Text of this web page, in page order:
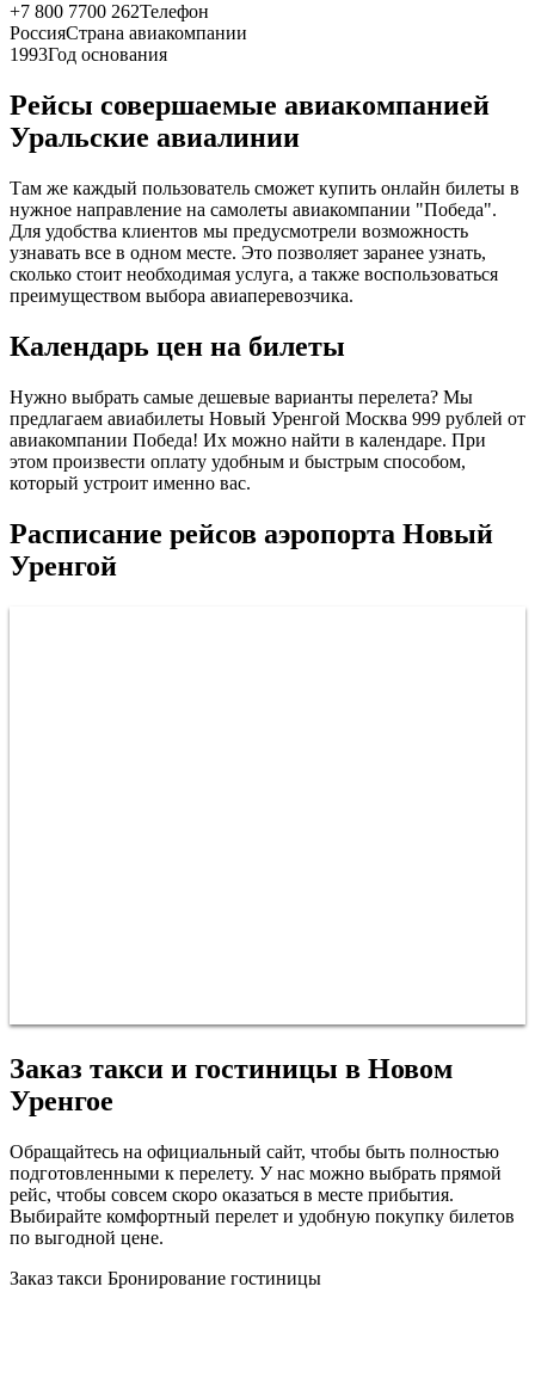
+7 800 7700 262Телефон
РоссияСтрана авиакомпании
1993Год основания
Рейсы совершаемые авиакомпанией
Уральские авиалинии
Там же каждый пользователь сможет купить онлайн билеты в
нужное направление на самолеты авиакомпании "Победа".
Для удобства клиентов мы предусмотрели возможность
узнавать все в одном месте. Это позволяет заранее узнать,
сколько стоит необходимая услуга, а также воспользоваться
преимуществом выбора авиаперевозчика.
Календарь цен на билеты
Нужно выбрать самые дешевые варианты перелета? Мы
предлагаем авиабилеты Новый Уренгой Москва 999 рублей от
авиакомпании Победа! Их можно найти в календаре. При
этом произвести оплату удобным и быстрым способом,
который устроит именно вас.
Расписание рейсов аэропорта Новый
Уренгой
Заказ такси и гостиницы в Новом
Уренгое
Обращайтесь на официальный сайт, чтобы быть полностью
подготовленными к перелету. У нас можно выбрать прямой
рейс, чтобы совсем скоро оказаться в месте прибытия.
Выбирайте комфортный перелет и удобную покупку билетов
по выгодной цене.
Заказ такси Бронирование гостиницы